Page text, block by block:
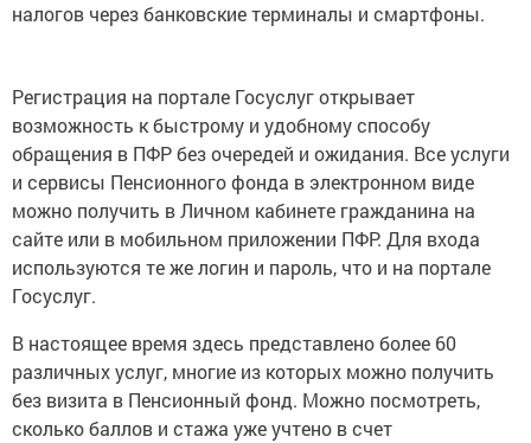
налогов через банковские терминалы и смартфоны.
Регистрация на портале Госуслуг открывает
возможность к быстрому и удобному способу
обращения в ПФР без очередей и ожидания. Все услуги
и сервисы Пенсионного фонда в электронном виде
можно получить в Личном кабинете гражданина на
сайте или в мобильном приложении ПФР. Для входа
используются те же логин и пароль, что и на портале
Госуслуг.
В настоящее время здесь представлено более 60
различных услуг, многие из которых можно получить
без визита в Пенсионный фонд. Можно посмотреть,
сколько баллов и стажа уже учтено в счет